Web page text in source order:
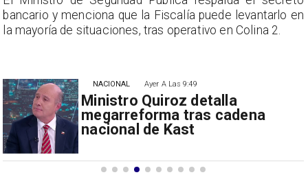
Ayer A Las 9:49
Ministro Quiroz detalla
megarreforma tras cadena
nacional de Kast
NACIONAL
bancario y menciona que la Fiscalía puede levantarlo en
la mayoría de situaciones, tras operativo en Colina 2.